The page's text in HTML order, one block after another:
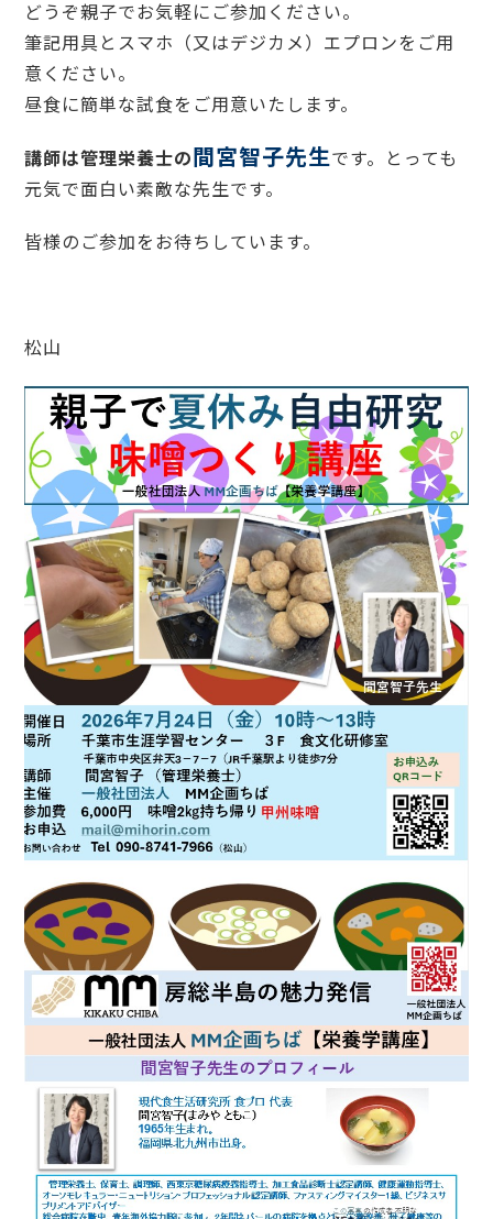
どうぞ親子でお気軽にご参加ください。
筆記用具とスマホ（又はデジカメ）エプロンをご用
意ください。
昼食に簡単な試食をご用意いたします。
講師は管理栄養士の間宮智子先生です。とっても
元気で面白い素敵な先生です。
皆様のご参加をお待ちしています。
松山